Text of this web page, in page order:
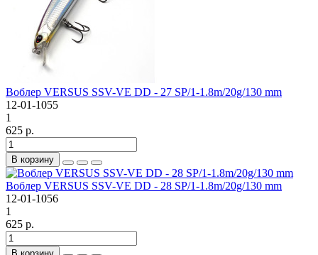
Воблер VERSUS SSV-VE DD - 27 SP/1-1.8m/20g/130 mm
12-01-1055
1
625 р.
В корзину
Воблер VERSUS SSV-VE DD - 28 SP/1-1.8m/20g/130 mm
12-01-1056
1
625 р.